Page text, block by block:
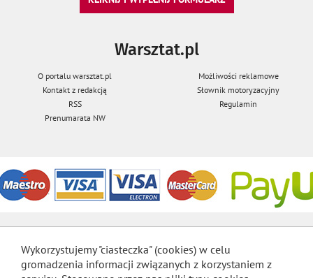
Warsztat.pl
O portalu warsztat.pl
Możliwości reklamowe
Kontakt z redakcją
Słownik motoryzacyjny
RSS
Regulamin
Prenumarata NW
Wykorzystujemy "ciasteczka" (cookies) w celu
gromadzenia informacji związanych z korzystaniem z